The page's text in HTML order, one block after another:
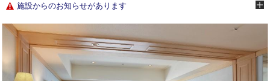
施設からのお知らせがあります